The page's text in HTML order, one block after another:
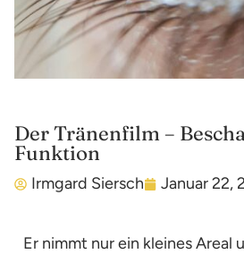
Der Tränenfilm –
Funktion
Irmgard Siersch Januar 22,
Er nimmt nur ein kleines Areal